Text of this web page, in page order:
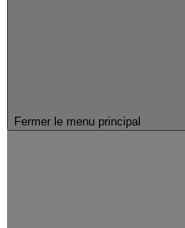
Fermer le menu principal